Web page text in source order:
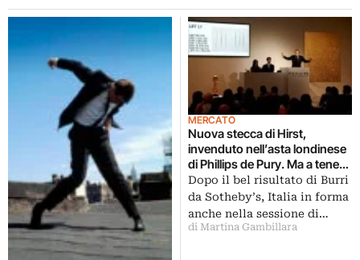
MERCATO
Nuova stecca di Hirst,
invenduto nell’asta londinese
di Phillips de Pury. Ma a tenere
alto il morale ci pensa il
Fontana appartenuto ad Andy
Warhol
Dopo il bel risultato di Burri
da Sotheby’s, Italia in forma
anche nella sessione di…
di Martina Gambillara